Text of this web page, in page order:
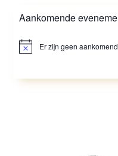
Aankomende
Er zijn geen